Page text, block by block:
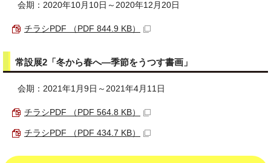
会期：2020年10月10日～2020年12月20日
チラシPDF （PDF 844.9 KB）
常設展2「冬から春へ―季節をうつす書画」
会期：2021年1月9日～2021年4月11日
チラシPDF （PDF 564.8 KB）
チラシPDF （PDF 434.7 KB）